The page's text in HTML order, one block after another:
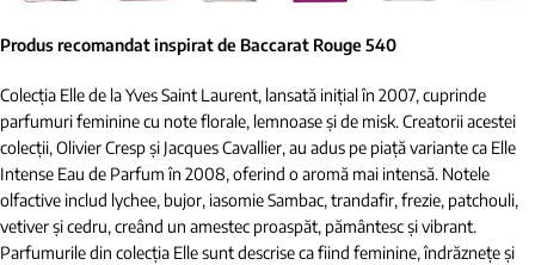
Produs recomandat inspirat de Baccarat Rouge 540
Colecția Elle de la Yves Saint Laurent, lansată inițial în 2007, cuprinde
parfumuri feminine cu note florale, lemnoase și de misk. Creatorii acestei
colecții, Olivier Cresp și Jacques Cavallier, au adus pe piață variante ca Elle
Intense Eau de Parfum în 2008, oferind o aromă mai intensă. Notele
olfactive includ lychee, bujor, iasomie Sambac, trandafir, frezie, patchouli,
vetiver și cedru, creând un amestec proaspăt, pământesc și vibrant.
Parfumurile din colecția Elle sunt descrise ca fiind feminine, îndrăznețe și